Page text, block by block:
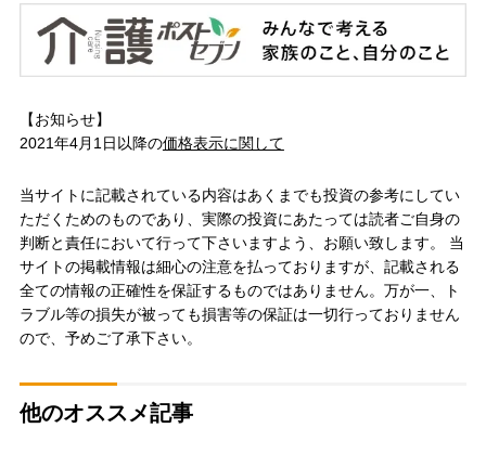
【お知らせ】
2021年4月1日以降の価格表示に関して
当サイトに記載されている内容はあくまでも投資の参考にしてい
ただくためのものであり、実際の投資にあたっては読者ご自身の
判断と責任において行って下さいますよう、お願い致します。 当
サイトの掲載情報は細心の注意を払っておりますが、記載される
全ての情報の正確性を保証するものではありません。万が一、ト
ラブル等の損失が被っても損害等の保証は一切行っておりません
ので、予めご了承下さい。
他のオススメ記事